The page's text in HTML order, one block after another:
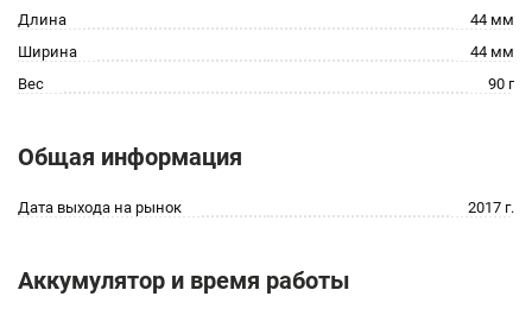
Длина
44 мм
Ширина
44 мм
Вес
90 г
Общая информация
Дата выхода на рынок 2017 г.
Аккумулятор и время работы